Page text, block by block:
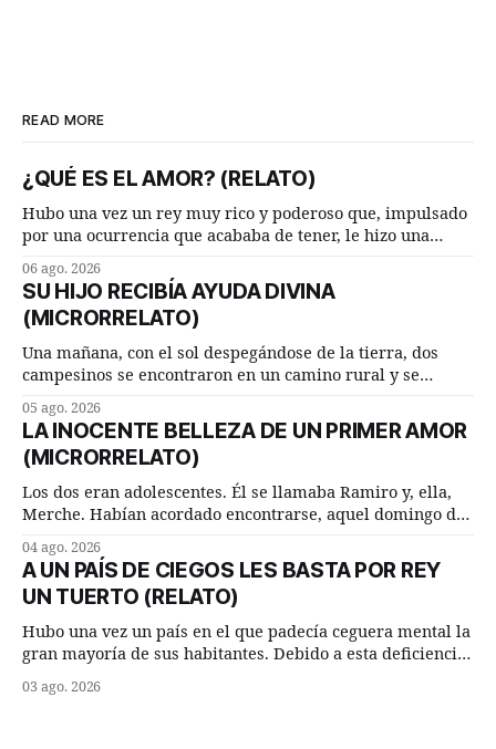
READ MORE
¿QUÉ ES EL AMOR? (RELATO)
Hubo una vez un rey muy rico y poderoso que, impulsado
por una ocurrencia que acababa de tener, le hizo una
Dime, hombre sabio, ¿qué es el amor según tú? Su
consejero, que era muy prudente y astuto le respondió de
inmediato:
06 ago. 2026
SU HIJO RECIBÍA AYUDA DIVINA
(MICRORRELATO)
Una mañana, con el sol despegándose de la tierra, dos
campesinos se encontraron en un camino rural y se
remolachas, Manuel? —quiso saber uno. —Eso acabo de
hacer, Paco. ¿Cómo va ese maíz tuyo? --se interesó el otro.
—De momento mejor
05 ago. 2026
LA INOCENTE BELLEZA DE UN PRIMER AMOR
(MICRORRELATO)
Los dos eran adolescentes. Él se llamaba Ramiro y, ella,
Merche. Habían acordado encontrarse, aquel domingo de
lugar del río que debía este nombre a la pronunciada
curva que la corriente fluvial presentaba en aquel punto.
Habían dispuesto que
04 ago. 2026
A UN PAÍS DE CIEGOS LES BASTA POR REY
UN TUERTO (RELATO)
Hubo una vez un país en el que padecía ceguera mental la
gran mayoría de sus habitantes. Debido a esta deficiencia,
superiores en número a los que no padecían ninguna
03 ago. 2026